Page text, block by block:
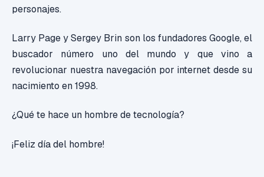
personajes.
Larry Page y Sergey Brin son los fundadores Google, el
buscador número uno del mundo y que vino a
revolucionar nuestra navegación por internet desde su
nacimiento en 1998.
¿Qué te hace un hombre de tecnología?
¡Feliz día del hombre!